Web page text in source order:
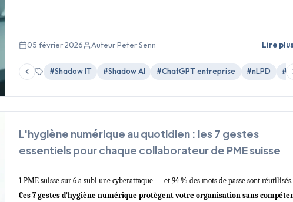
05 février 2026 Auteur Peter Senn Lire plus
#Shadow IT #Shadow AI #ChatGPT entreprise #nLPD
L'hygiène numérique au quotidien : les 7 gestes
essentiels pour chaque collaborateur de PME suisse
1 PME suisse sur 6 a subi une cyberattaque — et 94 % des mots de passe sont réutilisés.
Ces 7 gestes d'hygiène numérique protègent votre organisation sans